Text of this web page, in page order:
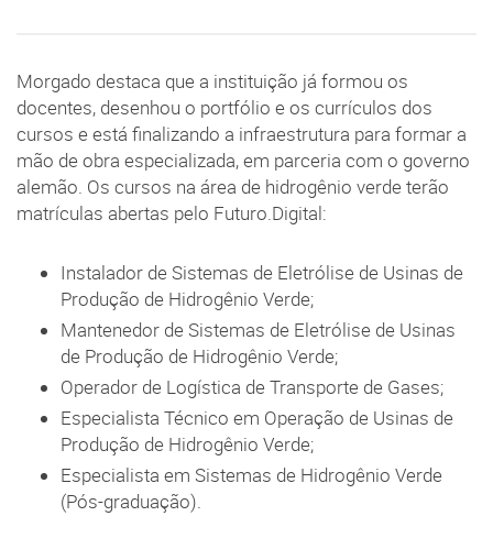
Morgado destaca que a instituição já formou os
docentes, desenhou o portfólio e os currículos dos
cursos e está finalizando a infraestrutura para formar a
mão de obra especializada, em parceria com o governo
alemão. Os cursos na área de hidrogênio verde terão
matrículas abertas pelo Futuro.Digital:
Instalador de Sistemas de Eletrólise de Usinas de
Produção de Hidrogênio Verde;
Mantenedor de Sistemas de Eletrólise de Usinas
de Produção de Hidrogênio Verde;
Operador de Logística de Transporte de Gases;
Especialista Técnico em Operação de Usinas de
Produção de Hidrogênio Verde;
Especialista em Sistemas de Hidrogênio Verde
(Pós-graduação).